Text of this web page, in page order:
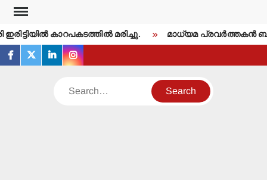
Skip
content
കാറപകടത്തില്‍ മരിച്ചു. മാധ്യമ പ്രവര്‍ത്തകന്‍
facebook
twitterlinkedininstagram
Search